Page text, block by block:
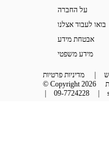
על החברה
בואו לעבוד אצלנו
אבטחת מידע
מידע משפטי
מדיניות פרטיות |
© Copyright 2026
|
09-7724228 |